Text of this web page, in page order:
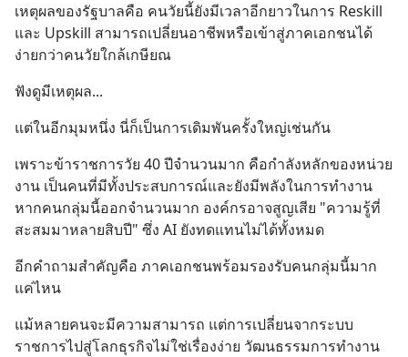
เหตุผลของรัฐบาลคือ คนวัยนี้ยังมีเวลาอีกยาวในการ Reskill
และ Upskill สามารถเปลี่ยนอาชีพหรือเข้าสู่ภาคเอกชนได้
ง่ายกว่าคนวัยใกล้เกษียณ
ฟังดูมีเหตุผล...
แต่ในอีกมุมหนึ่ง นี่ก็เป็นการเดิมพันครั้งใหญ่เช่นกัน
เพราะข้าราชการวัย 40 ปีจำนวนมาก คือกำลังหลักของหน่วย
งาน เป็นคนที่มีทั้งประสบการณ์และยังมีพลังในการทำงาน
หากคนกลุ่มนี้ออกจำนวนมาก องค์กรอาจสูญเสีย "ความรู้ที่
สะสมมาหลายสิบปี" ซึ่ง AI ยังทดแทนไม่ได้ทั้งหมด
อีกคำถามสำคัญคือ ภาคเอกชนพร้อมรองรับคนกลุ่มนี้มาก
แค่ไหน
แม้หลายคนจะมีความสามารถ แต่การเปลี่ยนจากระบบ
ราชการไปสู่โลกธุรกิจไม่ใช่เรื่องง่าย วัฒนธรรมการทำงาน